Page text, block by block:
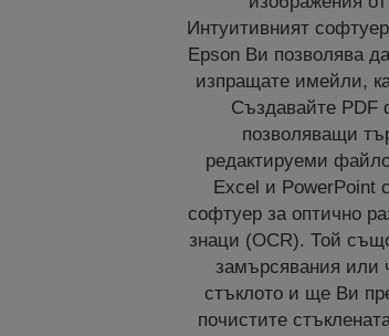
Интуитивният
Epson Ви позволява
изпращате имейли,
Създавайте PDF
позволяващи
редактируеми
Excel и PowerPoint
софтуер за оптично
знаци (OCR). Той
замърсявания или
стъклото и ще Ви
почистите